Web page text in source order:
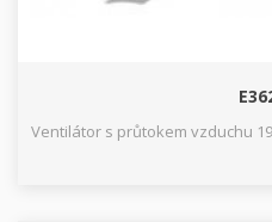
Ventilátor s průtokem vzduchu